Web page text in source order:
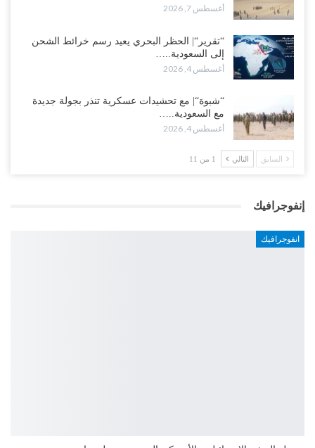
أغسطس 7, 2026
“تقرير“| الحظر البحري يعيد رسم خرائط الشحن
إلى السعودية..…
أغسطس 4, 2026
“شبوة“| مع تحشيدات عسكرية تنذر بجولة جديدة
مع السعودية..…
أغسطس 4, 2026
السابق التالي 1 من 11
إنفوجرافيك
انفوجرافيك